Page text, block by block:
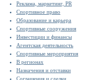
Реклама, маркетинг, PR
Спортивное право
Образование и карьера
Спортивные сооружения
Инвестиции и финансы
Агентская деятельность
Спортивные мероприятия
В регионах
Назначения и отставки
Соглашения и сделки